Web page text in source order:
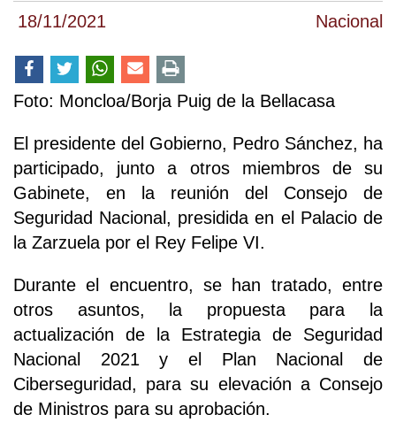
18/11/2021 Nacional
Foto: Moncloa/Borja Puig de la Bellacasa
El presidente del Gobierno, Pedro Sánchez, ha
participado, junto a otros miembros de su
Gabinete, en la reunión del Consejo de
Seguridad Nacional, presidida en el Palacio de
la Zarzuela por el Rey Felipe VI.
Durante el encuentro, se han tratado, entre
otros asuntos, la propuesta para la
actualización de la Estrategia de Seguridad
Nacional 2021 y el Plan Nacional de
Ciberseguridad, para su elevación a Consejo
de Ministros para su aprobación.